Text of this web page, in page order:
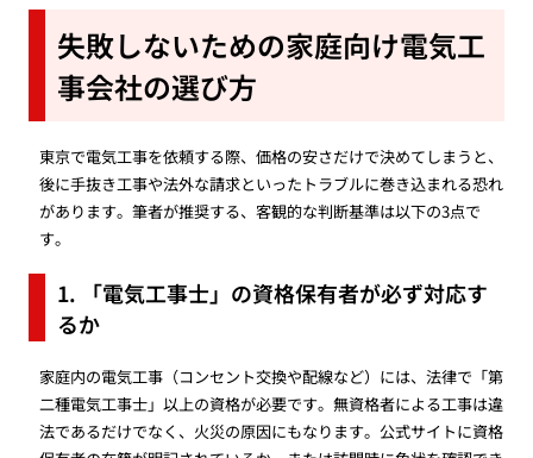
失敗しないための家庭向け電気工
事会社の選び方
東京で電気工事を依頼する際、価格の安さだけで決めてしまうと、
後に手抜き工事や法外な請求といったトラブルに巻き込まれる恐れ
があります。筆者が推奨する、客観的な判断基準は以下の3点で
す。
1. 「電気工事士」の資格保有者が必ず対応す
るか
家庭内の電気工事（コンセント交換や配線など）には、法律で「第
二種電気工事士」以上の資格が必要です。無資格者による工事は違
法であるだけでなく、火災の原因にもなります。公式サイトに資格